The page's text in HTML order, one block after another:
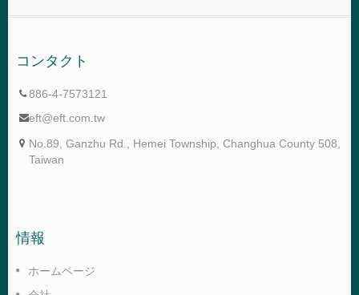
コンタクト
886-4-7573121
eft@eft.com.tw
No.89, Ganzhu Rd., Hemei Township, Changhua County 508,
Taiwan
情報
ホームページ